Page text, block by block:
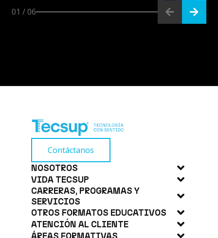
Instrumentación y Control
01 /06
Contáctanos
NOSOTROS
Acerca de Tecsup
Trabaja con Nosotros
VIDA TECSUP
Noticias
Blog
Eventos
CARRERAS, PROGRAMAS Y
SERVICIOS
Carreras
Educación Continua
OTROS FORMATOS EDUCATIVOS
CodiGo
ATENCIÓN AL CLIENTE